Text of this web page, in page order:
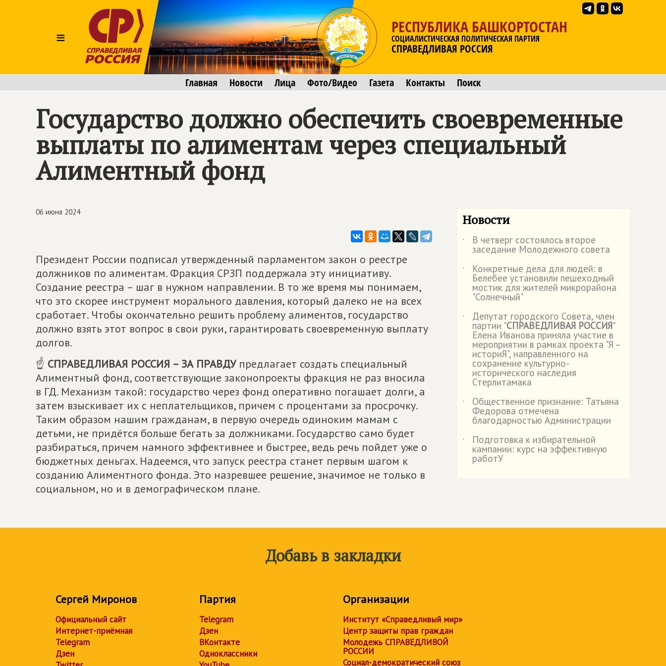
≡
РЕСПУБЛИКА БАШКОРТОСТАН
СОЦИАЛИСТИЧЕСКАЯ ПОЛИТИЧЕСКАЯ ПАРТИЯ
СПРАВЕДЛИВАЯ РОССИЯ
Главная Новости Лица Фото/Видео Газета Контакты Поиск
Государство должно обеспечить своевременные
выплаты по алиментам через специальный
Алиментный фонд
06 июня 2024
Президент России подписал утвержденный парламентом закон о реестре
должников по алиментам. Фракция СРЗП поддержала эту инициативу.
Создание реестра – шаг в нужном направлении. В то же время мы понимаем,
что это скорее инструмент морального давления, который далеко не на всех
сработает. Чтобы окончательно решить проблему алиментов, государство
должно взять этот вопрос в свои руки, гарантировать своевременную выплату
долгов.
☝ СПРАВЕДЛИВАЯ РОССИЯ – ЗА ПРАВДУпредлагает создать специальный
Алиментный фонд, соответствующие законопроекты фракция не раз вносила
в ГД. Механизм такой: государство через фонд оперативно погашает долги, а
затем взыскивает их с неплательщиков, причем с процентами за просрочку.
Таким образом нашим гражданам, в первую очередь одиноким мамам с
детьми, не придётся больше бегать за должниками. Государство само будет
разбираться, причем намного эффективнее и быстрее, ведь речь пойдет уже о
бюджетных деньгах. Надеемся, что запуск реестра станет первым шагом к
созданию Алиментного фонда. Это назревшее решение, значимое не только в
социальном, но и в демографическом плане.
Новости
˙ В четверг состоялось второе
заседание Молодежного совета
˙
Конкретные дела для людей: в
Белебее установили пешеходный
мостик для жителей микрорайона
"Солнечный"
˙
Депутат городского Совета, член
партии "СПРАВЕДЛИВАЯ РОССИЯ"
Елена Иванова приняла участие в
мероприятии в рамках проекта "Я –
историЯ", направленного на
сохранение культурно-
исторического наследия
Стерлитамака
˙
Общественное признание: Татьяна
Федорова отмечена
благодарностью Администрации
˙
Подготовка к избирательной
кампании: курс на эффективную
работУ
Добавь в закладки
Сергей Миронов
Официальный сайт
Интернет-приёмная
Telegram
Дзен
Партия
Telegram
Дзен
ВКонтакте
Одноклассники
Организации
Институт «Справедливый мир»
Центр защиты прав граждан
Молодежь СПРАВЕДЛИВОЙ
РОССИИ
Социал-демократический союз